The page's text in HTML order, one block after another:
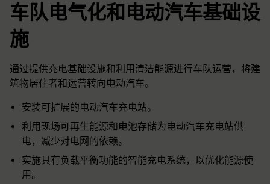
车队电气化和电动汽车基础设
施
通过提供充电基础设施和利用清洁能源进行车队运营，将建
筑物居住者和运营转向电动汽车。
安装可扩展的电动汽车充电站。
利用现场可再生能源和电池存储为电动汽车充电站供
电，减少对电网的依赖。
实施具有负载平衡功能的智能充电系统，以优化能源使
用。